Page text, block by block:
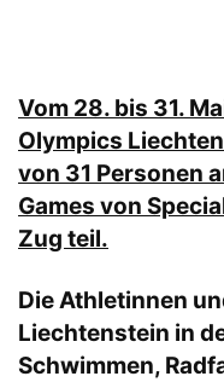
Vom 28. bis 31.
Olympics
von 31 Personen
Games von
Zug teil.
Die Athletinnen
Liechtenstein in
Schwimmen,